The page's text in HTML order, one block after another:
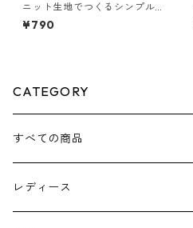
ニット生地でつくるシンプル
フレアパンツ 130-150（222-
080-4）
¥790
CATEGORY
すべての商品
レディース